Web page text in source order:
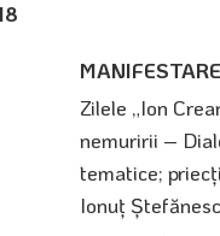
Zilele „Ion
nemuririi –
tematice;
Ionuţ